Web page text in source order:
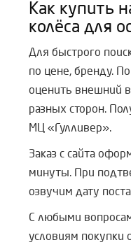
Как купить
колёса для
Для быстрого
по цене, бренду.
оценить внешний
разных сторон.
МЦ «Гулливер».
Заказ с сайта
минуты. При
озвучим дату
С любыми
условиям покупки